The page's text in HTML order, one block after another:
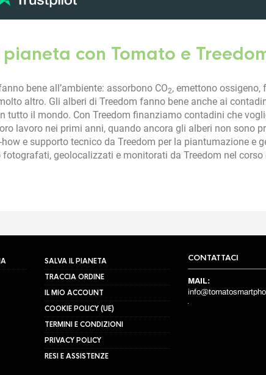
con Tomato e
bene all’ambiente: assorbono CO2, emettono ossigeno,
altro. Gli alberi di Treedom fanno bene anche ai
tutto il mondo. Con Treedom finanziamo contadini che
lavoro nei primi anni, quando ancora gli alberi non sono
e supporto tecnico da Treedom per la piantumazione e
fotografati, geolocalizzati e monitorati da Treedom nel corso
SALVA IL PIANETA
TRACCIA ORDINE
IL MIO ACCOUNT
COOKIE POLICY (UE)
TERMINI E CONDIZIONI
PRIVACY POLICY
RESI E ASSISTENZE
CONTATTACI
MAIL: